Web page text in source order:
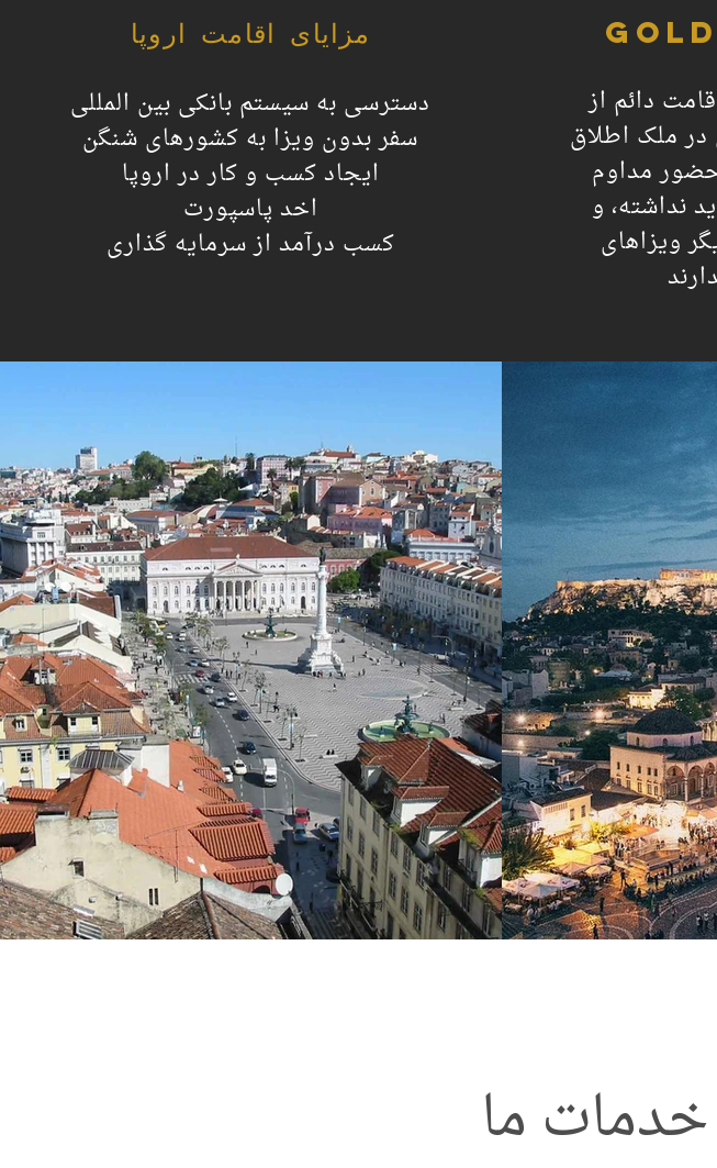
مزایای اقامت اروپا
دسترسی به سیستم بانکی بین المللی
سفر بدون ویزا به کشورهای شنگن
ایجاد کسب و کار در اروپا
اخد پاسپورت
کسب درآمد از سرمایه گذاری
دائم از
ملک اطلاق
مداوم
نداشته، و
ویزاهای
خدمات ما